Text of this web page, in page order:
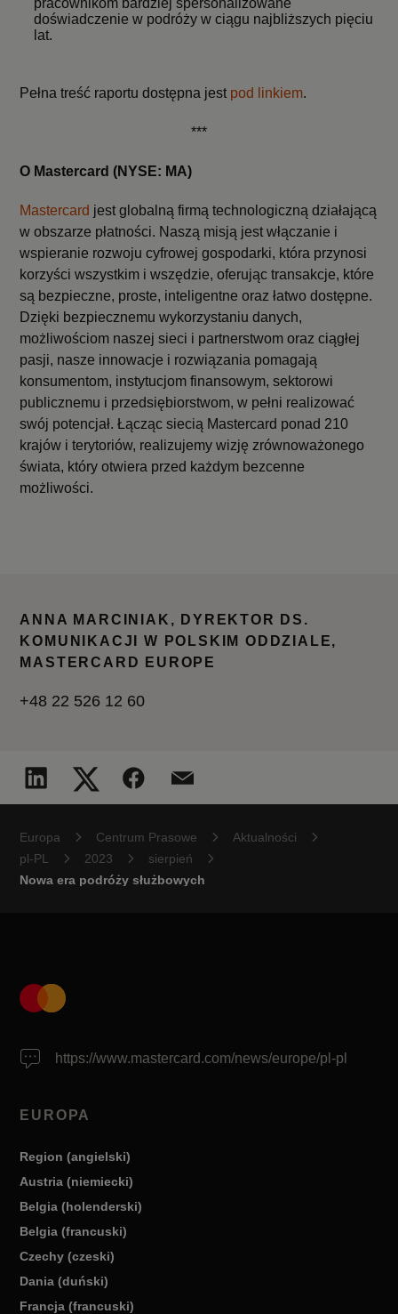
doświadczenie w podróży w ciągu najbliższych pięciu
lat.
Pełna treść raportu dostępna jest pod linkiem.
***
O Mastercard (NYSE: MA)
Mastercard jest globalną firmą technologiczną działającą
w obszarze płatności. Naszą misją jest włączanie i
wspieranie rozwoju cyfrowej gospodarki, która przynosi
korzyści wszystkim i wszędzie, oferując transakcje, które
są bezpieczne, proste, inteligentne oraz łatwo dostępne.
Dzięki bezpiecznemu wykorzystaniu danych,
możliwościom naszej sieci i partnerstwom oraz ciągłej
pasji, nasze innowacje i rozwiązania pomagają
konsumentom, instytucjom finansowym, sektorowi
publicznemu i przedsiębiorstwom, w pełni realizować
swój potencjał. Łącząc siecią Mastercard ponad 210
krajów i terytoriów, realizujemy wizję zrównoważonego
świata, który otwiera przed każdym bezcenne
możliwości.
ANNA MARCINIAK, DYREKTOR DS.
KOMUNIKACJI W POLSKIM ODDZIALE,
MASTERCARD EUROPE
+48 22 526 12 60
Europa Centrum Prasowe
Aktualności
pl-PL
2023
sierpień
Nowa era podróży służbowych
https://www.mastercard.com/news/europe/pl-pl
EUROPA
Region (angielski)
Austria (niemiecki)
Belgia (holenderski)
Belgia (francuski)
Czechy (czeski)
Dania (duński)
Francja (francuski)